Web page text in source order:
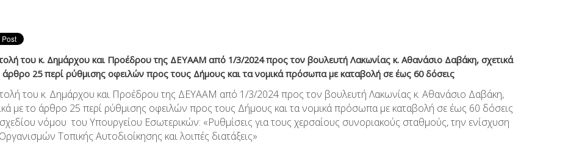
του κ. Δημάρχου και Προέδρου της ΔΕΥΑΑΜ από 1/3/2024 προς τον βουλευτή Λακωνίας κ. Αθανάσιο Δαβάκη, σχετικά
άρθρο 25 περί ρύθμισης οφειλών προς τους Δήμους και τα νομικά πρόσωπα με καταβολή σε έως 60 δόσεις
του κ. Δημάρχου και Προέδρου της ΔΕΥΑΑΜ από 1/3/2024 προς τον βουλευτή Λακωνίας κ. Αθανάσιο Δαβάκη,
με το άρθρο 25 περί ρύθμισης οφειλών προς τους Δήμους και τα νομικά πρόσωπα με καταβολή σε έως 60 δόσεις
νόμου του Υπουργείου Εσωτερικών: «Ρυθμίσεις για τους χερσαίους συνοριακούς σταθμούς, την ενίσχυση
Τοπικής Αυτοδιοίκησης και λοιπές διατάξεις»